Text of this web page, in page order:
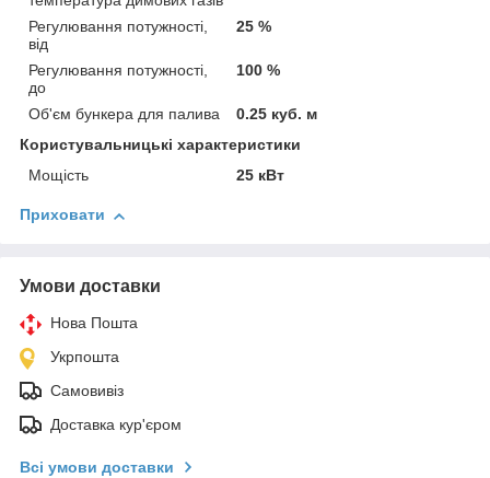
Регулювання потужності,
від
25 %
Регулювання потужності,
до
100 %
Об'єм бункера для палива
0.25 куб. м
Користувальницькі характеристики
Мощість
25 кВт
Приховати
Умови доставки
Нова Пошта
Укрпошта
Самовивіз
Доставка кур'єром
Всі умови доставки